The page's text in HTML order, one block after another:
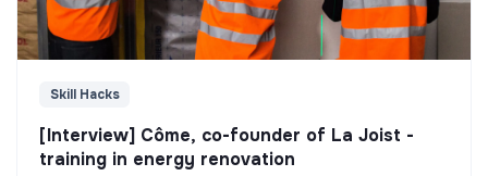
Skill Hacks
[Interview] Côme, co-founder of La Joist -
training in energy renovation